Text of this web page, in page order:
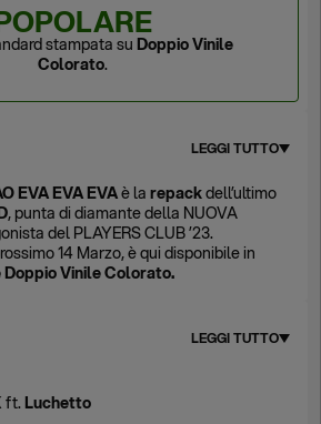
stampata su Doppio Vinile
Colorato.
LEGGI TUTTO
EVA EVA EVAè la repackdell’ultimo
, punta di diamante della NUOVA
del PLAYERS CLUB ’23.
14 Marzo, è qui disponibile in
Doppio Vinile Colorato.
LEGGI TUTTO
ft. Luchetto